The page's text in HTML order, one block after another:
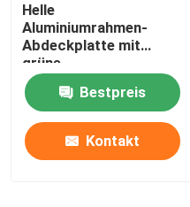
Bauteile
elektronische Ersatzteile
Metallrahmen-Klammern
Helle
Aluminiumrahmen-
Abdeckplatte mit
grüne
Fasergipsplatten-
niedrige Höhen-
speziellem Stoß-
Verschluss
Bestpreis
Kontakt